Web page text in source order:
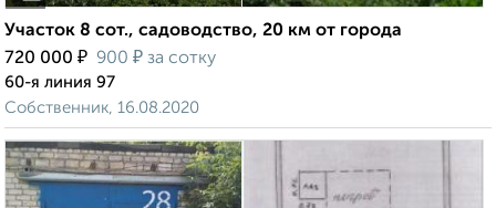
Участок 8 сот., садоводство, 20 км от города
720 000 ₽ 900 ₽ за сотку
60-я линия 97
Собственник, 16.08.2020